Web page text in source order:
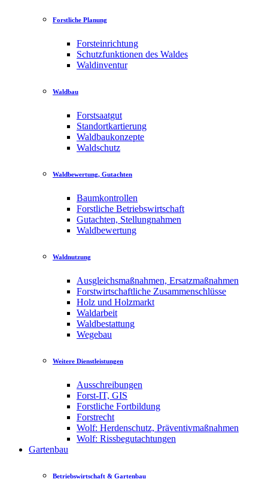
Forstliche Planung
Forsteinrichtung
Schutzfunktionen des Waldes
Waldinventur
Waldbau
Forstsaatgut
Standortkartierung
Waldbaukonzepte
Waldschutz
Waldbewertung, Gutachten
Baumkontrollen
Forstliche Betriebswirtschaft
Gutachten, Stellungnahmen
Waldbewertung
Waldnutzung
Ausgleichsmaßnahmen, Ersatzmaßnahmen
Forstwirtschaftliche Zusammenschlüsse
Holz und Holzmarkt
Waldarbeit
Waldbestattung
Wegebau
Weitere Dienstleistungen
Ausschreibungen
Forst-IT, GIS
Forstliche Fortbildung
Forstrecht
Wolf: Herdenschutz, Präventivmaßnahmen
Wolf: Rissbegutachtungen
Gartenbau
Betriebswirtschaft & Gartenbau